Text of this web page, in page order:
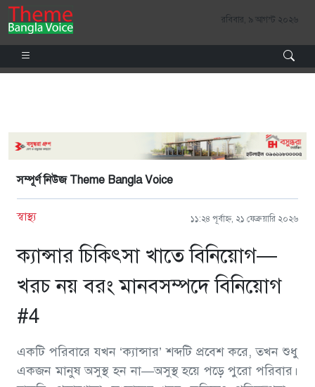
রবিবার, ৯ আগস্ট ২০২৬
সম্পূর্ণ নিউজ Theme Bangla Voice
স্বাস্থ্য ১১:২৪ পূর্বাহ্ণ, ২১ ফেব্রুয়ারি ২০২৬
ক্যান্সার চিকিৎসা খাতে বিনিয়োগ—
খরচ নয় বরং মানবসম্পদে বিনিয়োগ
#4
একটি পরিবারে যখন ‘ক্যান্সার’ শব্দটি প্রবেশ করে, তখন শুধু
একজন মানুষ অসুস্থ হন না—অসুস্থ হয়ে পড়ে পুরো পরিবার।